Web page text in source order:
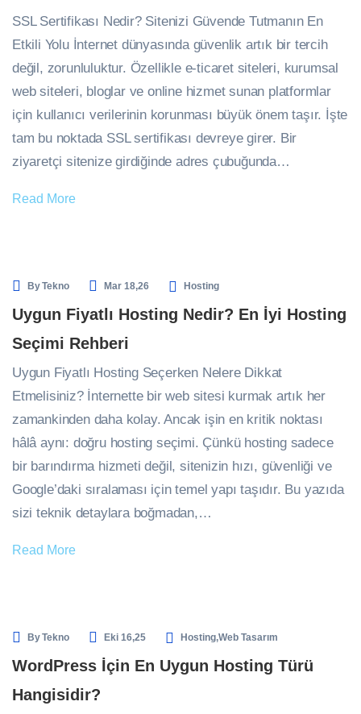
SSL Sertifikası Nedir? Sitenizi Güvende Tutmanın En
Etkili Yolu İnternet dünyasında güvenlik artık bir tercih
değil, zorunluluktur. Özellikle e-ticaret siteleri, kurumsal
web siteleri, bloglar ve online hizmet sunan platformlar
için kullanıcı verilerinin korunması büyük önem taşır. İşte
tam bu noktada SSL sertifikası devreye girer. Bir
ziyaretçi sitenize girdiğinde adres çubuğunda…
Read More
ByTekno Mar 18,26 Hosting
Uygun Fiyatlı Hosting Nedir? En İyi Hosting
Seçimi Rehberi
Uygun Fiyatlı Hosting Seçerken Nelere Dikkat
Etmelisiniz? İnternette bir web sitesi kurmak artık her
zamankinden daha kolay. Ancak işin en kritik noktası
hâlâ aynı: doğru hosting seçimi. Çünkü hosting sadece
bir barındırma hizmeti değil, sitenizin hızı, güvenliği ve
Google’daki sıralaması için temel yapı taşıdır. Bu yazıda
sizi teknik detaylara boğmadan,…
Read More
ByTekno Eki 16,25 Hosting,Web Tasarım
WordPress İçin En Uygun Hosting Türü
Hangisidir?